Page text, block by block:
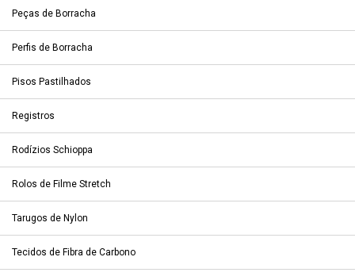
Peças de Borracha
Perfis de Borracha
Pisos Pastilhados
Registros
Rodízios Schioppa
Rolos de Filme Stretch
Tarugos de Nylon
Tecidos de Fibra de Carbono